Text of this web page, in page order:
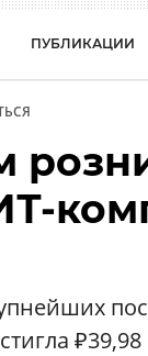
ПУБЛИКАЦИИ